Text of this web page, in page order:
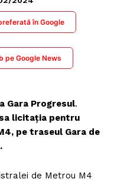
în Google
pe Google News
Gara Progresul.
licitația pentru
pe traseul Gara de
de Metrou M4